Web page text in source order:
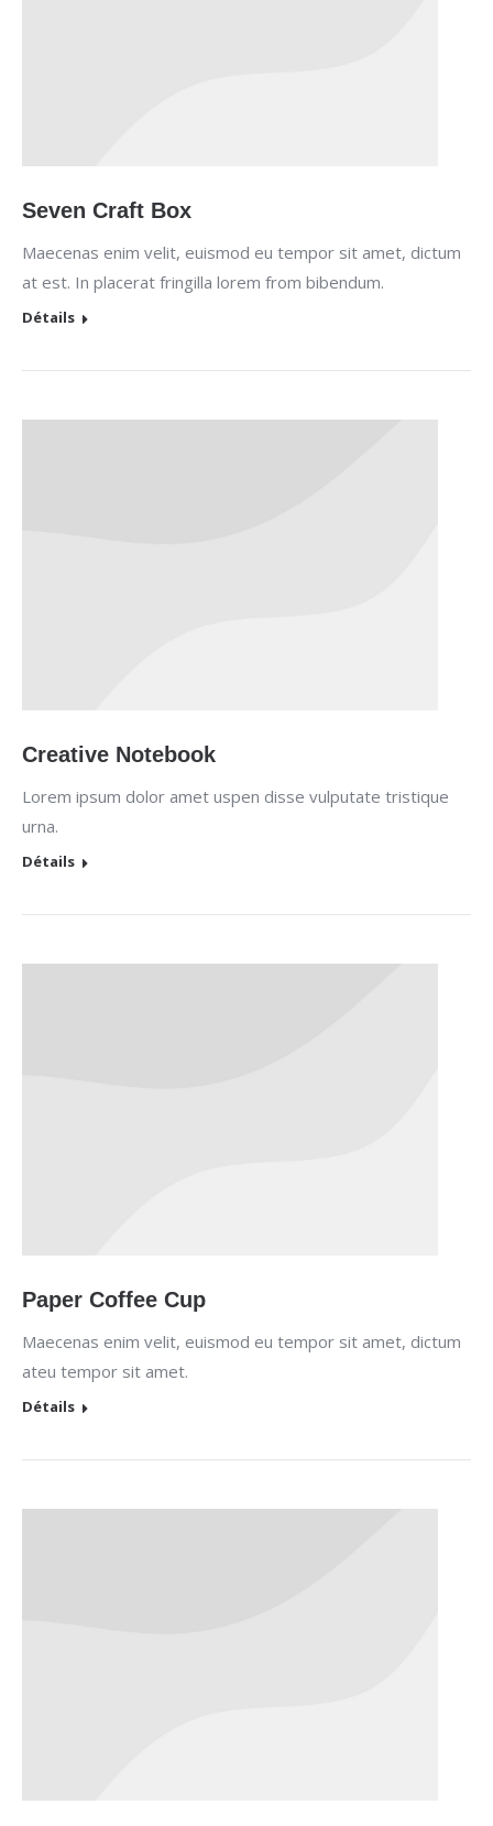
Seven Craft Box
Maecenas enim velit, euismod eu tempor sit amet, dictum
at est. In placerat fringilla lorem from bibendum.
Détails
Creative Notebook
Lorem ipsum dolor amet uspen disse vulputate tristique
urna.
Détails
Paper Coffee Cup
Maecenas enim velit, euismod eu tempor sit amet, dictum
ateu tempor sit amet.
Détails